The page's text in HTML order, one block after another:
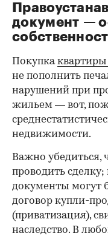
00:00 /
документ —
Покупкаквартиры
не пополнить
нарушений при
жильем — вот,
недвижимости.
Важно убедиться,
проводить
документы могут
договор купли-
(приватизация),
наследство. В